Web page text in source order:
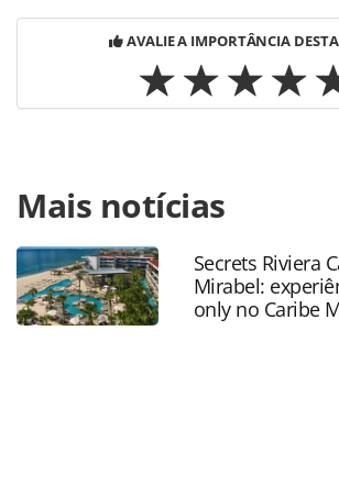
AVALIE A IMPORTÂNCIA
https://www.panrotas.com.br/aviacao/
precisa-de-plano-de-governo-
impostos-para-avancar-no-
ferramentas oferecidas na página. Todo
produzido pela PANROTAS Editora é
legislação brasileira sobre direito
Mais notícias
Secrets Riviera
Mirabel:
only no Caribe